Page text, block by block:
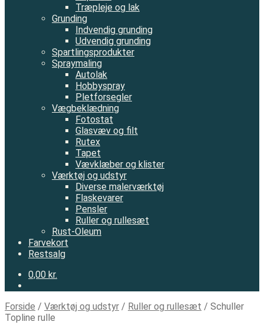
Træpleje og lak
Grunding
Indvendig grunding
Udvendig grunding
Spartlingsprodukter
Spraymaling
Autolak
Hobbyspray
Pletforsegler
Vægbeklædning
Fotostat
Glasvæv og filt
Rutex
Tapet
Vævklæber og klister
Værktøj og udstyr
Diverse malerværktøj
Flaskevarer
Pensler
Ruller og rullesæt
Rust-Oleum
Farvekort
Restsalg
0,00 kr.
Forside / Værktøj og udstyr / Ruller og rullesæt / Schuller
Topline rulle